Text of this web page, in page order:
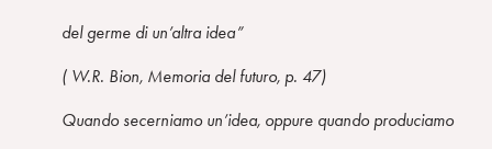
del germe di un’altra idea”
( W.R. Bion, Memoria del futuro, p. 47)
Quando secerniamo un’idea, oppure quando produciamo